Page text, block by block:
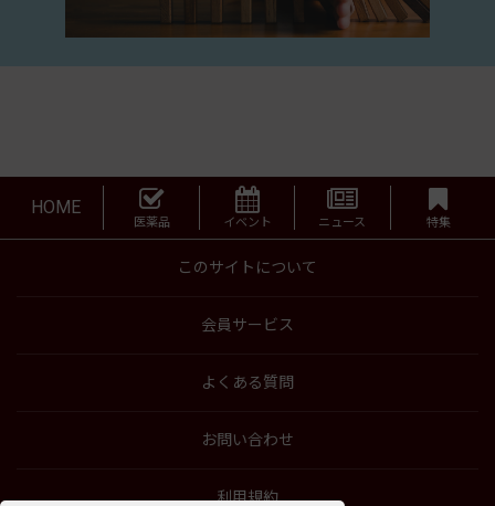
HOME
医薬品 イベント ニュース 特集
このサイトについて
会員サービス
よくある質問
お問い合わせ
利用規約